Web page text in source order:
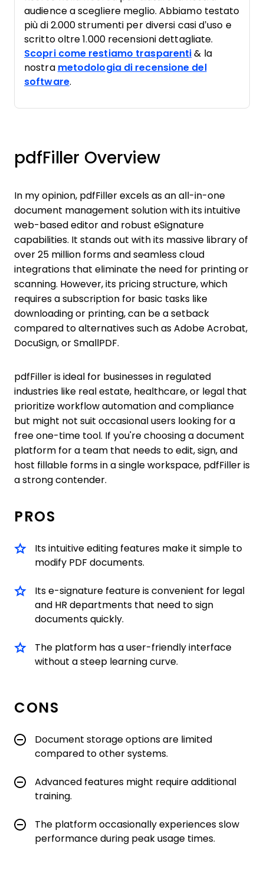
audience a scegliere meglio. Abbiamo testato
più di 2.000 strumenti per diversi casi d’uso e
scritto oltre 1.000 recensioni dettagliate.
Scopri come restiamo trasparenti & la
nostra metodologia di recensione del
software.
pdfFiller Overview
In my opinion, pdfFiller excels as an all-in-one
document management solution with its intuitive
web-based editor and robust eSignature
capabilities. It stands out with its massive library of
over 25 million forms and seamless cloud
integrations that eliminate the need for printing or
scanning. However, its pricing structure, which
requires a subscription for basic tasks like
downloading or printing, can be a setback
compared to alternatives such as Adobe Acrobat,
DocuSign, or SmallPDF.
pdfFiller is ideal for businesses in regulated
industries like real estate, healthcare, or legal that
prioritize workflow automation and compliance
but might not suit occasional users looking for a
free one-time tool. If you're choosing a document
platform for a team that needs to edit, sign, and
host fillable forms in a single workspace, pdfFiller is
a strong contender.
PROS
Its intuitive editing features make it simple to
modify PDF documents.
Its e-signature feature is convenient for legal
and HR departments that need to sign
documents quickly.
The platform has a user-friendly interface
without a steep learning curve.
CONS
Document storage options are limited
compared to other systems.
Advanced features might require additional
training.
The platform occasionally experiences slow
performance during peak usage times.